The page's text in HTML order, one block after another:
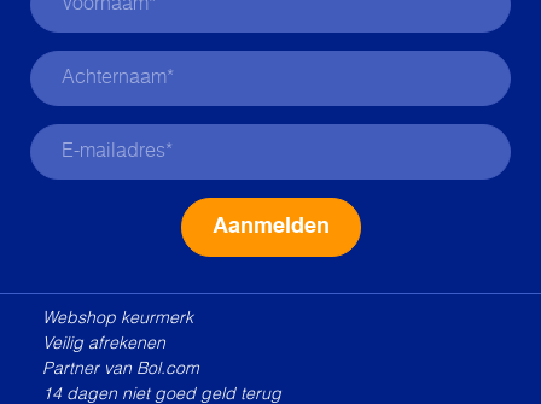
Webshop keurmerk
Veilig afrekenen
Partner van Bol.com
14 dagen niet goed geld terug